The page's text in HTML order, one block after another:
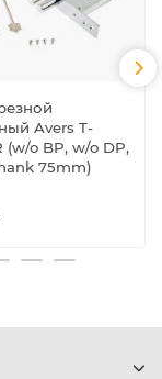
Avers T-
(w/o BP, w/o DP,
75mm)